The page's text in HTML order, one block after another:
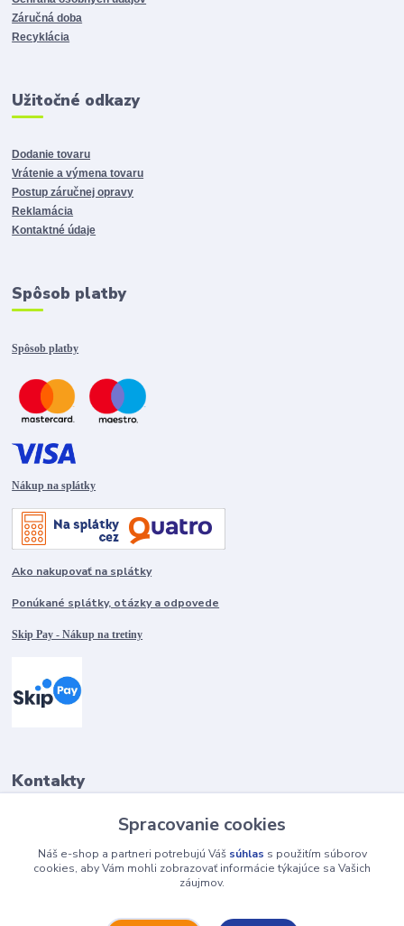
Záručná doba
Recyklácia
Užitočné odkazy
Dodanie tovaru
Vrátenie a výmena tovaru
Postup záručnej opravy
Reklamácia
Kontaktné údaje
Spôsob platby
Spôsob platby
Nákup na splátky
Ako nakupovať na splátky
Ponúkané splátky, otázky a odpovede
Skip Pay - Nákup na tretiny
Kontakty
Po-Pia 8:00-15:00
Spracovanie cookies
Náš e-shop a partneri potrebujú Váš súhlas s použitím súborov
cookies, aby Vám mohli zobrazovať informácie týkajúce sa Vašich
záujmov.